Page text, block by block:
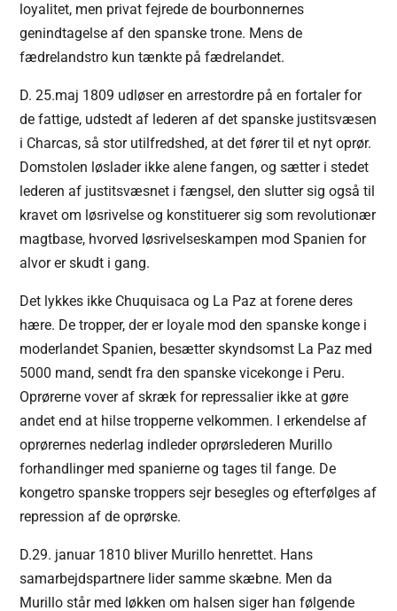
loyalitet, men privat fejrede de bourbonnernes
genindtagelse af den spanske trone. Mens de
fædrelandstro kun tænkte på fædrelandet.
D. 25.maj 1809 udløser en arrestordre på en fortaler for
de fattige, udstedt af lederen af det spanske justitsvæsen
i Charcas, så stor utilfredshed, at det fører til et nyt oprør.
Domstolen løslader ikke alene fangen, og sætter i stedet
lederen af justitsvæsnet i fængsel, den slutter sig også til
kravet om løsrivelse og konstituerer sig som revolutionær
magtbase, hvorved løsrivelseskampen mod Spanien for
alvor er skudt i gang.
Det lykkes ikke Chuquisaca og La Paz at forene deres
hære. De tropper, der er loyale mod den spanske konge i
moderlandet Spanien, besætter skyndsomst La Paz med
5000 mand, sendt fra den spanske vicekonge i Peru.
Oprørerne vover af skræk for repressalier ikke at gøre
andet end at hilse tropperne velkommen. I erkendelse af
oprørernes nederlag indleder oprørslederen Murillo
forhandlinger med spanierne og tages til fange. De
kongetro spanske troppers sejr besegles og efterfølges af
repression af de oprørske.
D.29. januar 1810 bliver Murillo henrettet. Hans
samarbejdspartnere lider samme skæbne. Men da
Murillo står med løkken om halsen siger han følgende